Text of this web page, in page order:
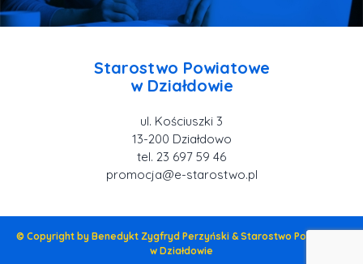
Starostwo Powiatowe
ul. Kościuszki 3
tel. 23 697 59 46
promocja@e-starostwo.pl
© Copyright by Benedykt Zygfryd Perzyński & Starostwo Powiatowe
w Działdowie